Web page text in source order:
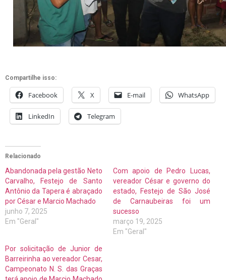
Compartilhe isso:
Facebook X E-mail WhatsApp
LinkedIn Telegram
Relacionado
Abandonada pela gestão Neto
Carvalho, Festejo de Santo
Antônio da Tapera é abraçado
por César e Marcio Machado
junho 7, 2025
Em "Geral"
Com apoio de Pedro Lucas,
vereador César e governo do
estado, Festejo de São José
de Carnaubeiras foi um
sucesso
março 19, 2025
Em "Geral"
Por solicitação de Junior de
Barreirinha ao vereador Cesar,
Campeonato N. S. das Graças